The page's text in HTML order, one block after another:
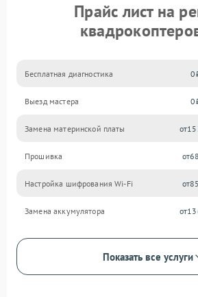
Прайс лист на
Бесплатная диагностика 0
Выезд мастера 0
Замена материнской платы
Прошивка
Настройка шифрования Wi-Fi
Замена аккумулятора
Показать все услуги